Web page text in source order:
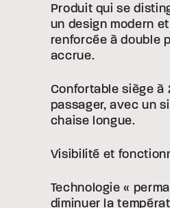
Produit qui se
un design modern
renforcée à double
accrue.
Confortable siège
passager, avec un
chaise longue.
Visibilité et
Technologie «
diminuer la